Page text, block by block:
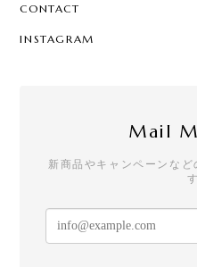
CONTACT
INSTAGRAM
Mail
新商品やキャンペーンな